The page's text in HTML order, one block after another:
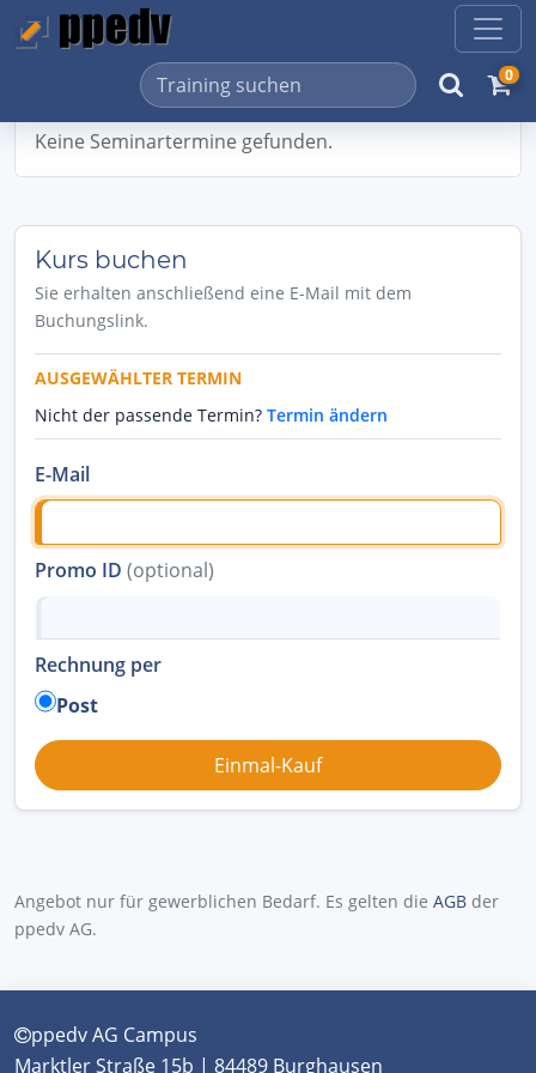
0
Keine Seminartermine gefunden.
Kurs buchen
Sie erhalten anschließend eine E-Mail mit dem
Buchungslink.
AUSGEWÄHLTER TERMIN
Nicht der passende Termin? Termin ändern
E-Mail
Promo ID (optional)
Rechnung per
Post
Angebot nur für gewerblichen Bedarf. Es gelten die AGB der
ppedv AG.
ppedv AG Campus
Marktler Straße 15b | 84489 Burghausen